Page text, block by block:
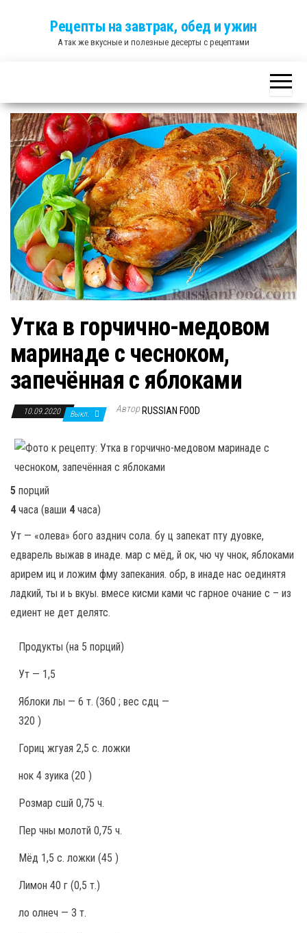
Рецепты на завтрак, обед и ужин
А так же вкусные и полезные десерты с рецептами
Утка в горчично-медовом
маринаде с чесноком,
запечённая с яблоками
10.09.2020 Выкл. Автор RUSSIAN FOOD
5 порций
4часа (ваши 4часа)
Ут — «олева» бого азднич сола. бу ц запекат пту дуовке,
едварель выжав в инаде. мар с мёд, й ок, чю чу чнок, яблоками
арирем иц и ложим фму запекания. обр, в инаде нас оединятя
ладкий, ты и ь вкуы. вмесе кисми ками чс гарное очание с – из
едиент не дет делятс.
Продукты (на 5 порций)
Ут — 1,5
Яблоки лы — 6 т. (360 ; вес сдц —
320 )
Гориц жгуая 2,5 с. ложки
нок 4 зуика (20 )
Розмар сшй 0,75 ч.
Пер чны молотй 0,75 ч.
Мёд 1,5 с. ложки (45 )
Лимон 40 г (0,5 т.)
ло олнеч — 3 т.